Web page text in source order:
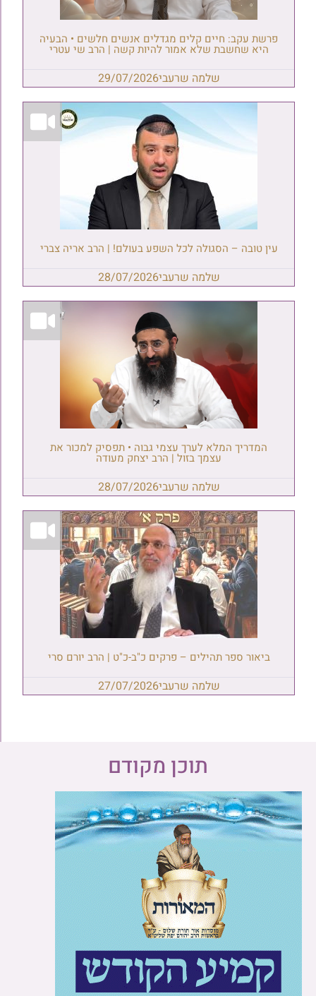
פרשת עקב: חיים קלים מגדלים אנשים חלשים • הבעיה
היא שחשבת שלא אמור להיות קשה | הרב שי עטרי
שלמה שרעבי29/07/2026
עין טובה – הסגולה לכל השפע בעולם! | הרב אריה צברי
שלמה שרעבי28/07/2026
המדריך המלא לערך עצמי גבוה • תפסיק למכור את
עצמך בזול | הרב יצחק מעודה
שלמה שרעבי28/07/2026
ביאור ספר תהילים – פרקים כ"ב-כ"ט | הרב יורם סרי
שלמה שרעבי27/07/2026
תוכן מקודם